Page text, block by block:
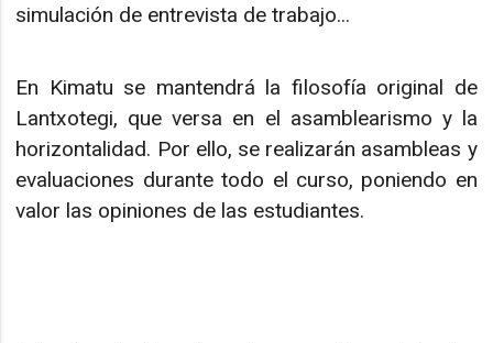
simulación de entrevista de trabajo...
En Kimatu se mantendrá la filosofía original de
Lantxotegi, que versa en el asamblearismo y la
horizontalidad. Por ello, se realizarán asambleas y
evaluaciones durante todo el curso, poniendo en
valor las opiniones de las estudiantes.